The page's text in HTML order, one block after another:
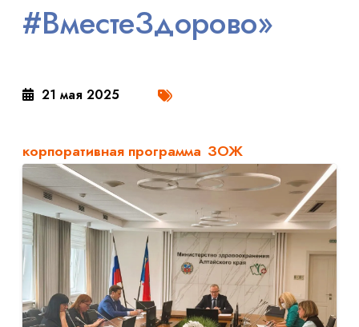
#ВместеЗдорово»
21 мая 2025
корпоративная программа ЗОЖ